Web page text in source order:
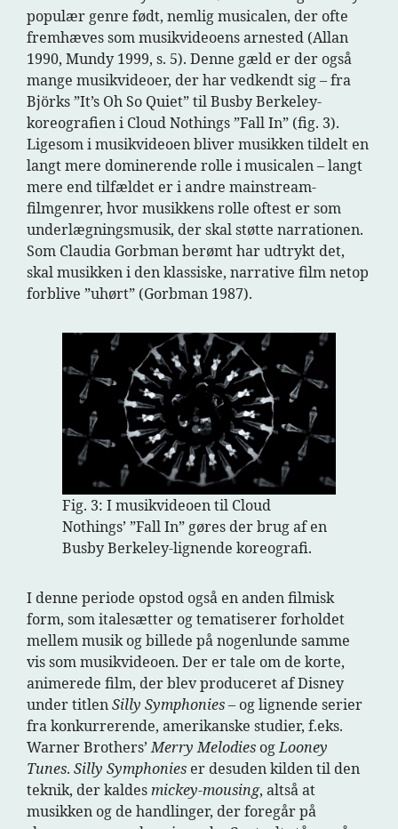
populær genre født, nemlig musicalen, der ofte
fremhæves som musikvideoens arnested (Allan
1990, Mundy 1999, s. 5). Denne gæld er der også
mange musikvideoer, der har vedkendt sig – fra
Björks ”It’s Oh So Quiet” til Busby Berkeley-
koreografien i Cloud Nothings ”Fall In” (fig. 3).
Ligesom i musikvideoen bliver musikken tildelt en
langt mere dominerende rolle i musicalen – langt
mere end tilfældet er i andre mainstream-
filmgenrer, hvor musikkens rolle oftest er som
underlægningsmusik, der skal støtte narrationen.
Som Claudia Gorbman berømt har udtrykt det,
skal musikken i den klassiske, narrative film netop
forblive ”uhørt” (Gorbman 1987).
Fig. 3: I musikvideoen til Cloud
Nothings’ ”Fall In” gøres der brug af en
Busby Berkeley-lignende koreografi.
I denne periode opstod også en anden filmisk
form, som italesætter og tematiserer forholdet
mellem musik og billede på nogenlunde samme
vis som musikvideoen. Der er tale om de korte,
animerede film, der blev produceret af Disney
under titlenSilly Symphonies– og lignende serier
fra konkurrerende, amerikanske studier, f.eks.
Warner Brothers’Merry Melodies ogLooney
Tunes.Silly Symphonies er desuden kilden til den
teknik, der kaldesmickey-mousing, altså at
musikken og de handlinger, der foregår på